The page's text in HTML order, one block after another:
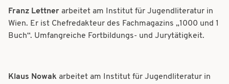
Franz Lettner arbeitet am Institut für Jugendliteratur in
Wien. Er ist Chefredakteur des Fachmagazins „1000 und 1
Buch“. Umfangreiche Fortbildungs- und Jurytätigkeit.
Klaus Nowak arbeitet am Institut für Jugendliteratur in